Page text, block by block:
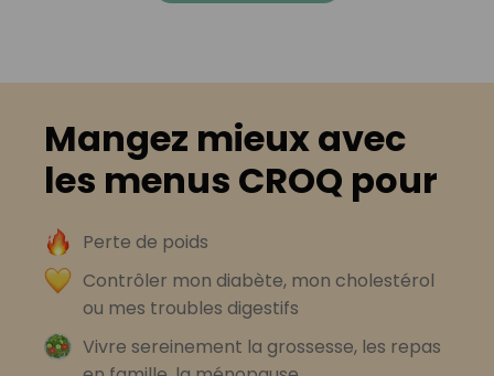
Mangez mieux avec
les menus CROQ pour
Perte de poids
Contrôler mon diabète, mon cholestérol
ou mes troubles digestifs
Vivre sereinement la grossesse, les repas